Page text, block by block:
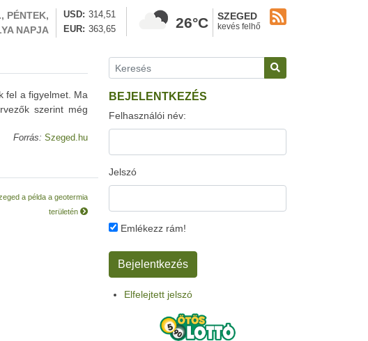
PÉNTEK,
NAPJA
USD
314,51
EUR
363,65 26°C SZEGED
kevés felhő
fel a figyelmet. Ma
szerint még
Forrás: Szeged.hu
a példa a geotermia
területén
BEJELENTKEZÉS
Felhasználói név:
Jelszó
Emlékezz rám!
Elfelejtett jelszó